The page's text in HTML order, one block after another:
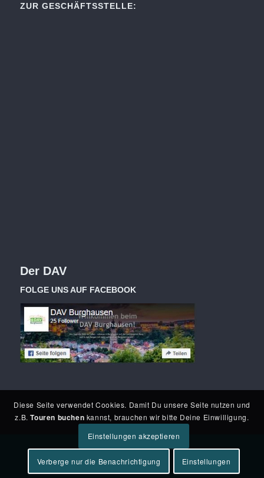
ZUR GESCHÄFTSSTELLE:
Der DAV
FOLGE UNS AUF FACEBOOK
Diese Seite verwendet Cookies. Damit Du unsere Seite nutzen und
z.B.Touren buchen kannst, brauchen wir bitte Deine Einwilligung.
Einstellungen akzeptieren
Verberge nur die Benachrichtigung Einstellungen